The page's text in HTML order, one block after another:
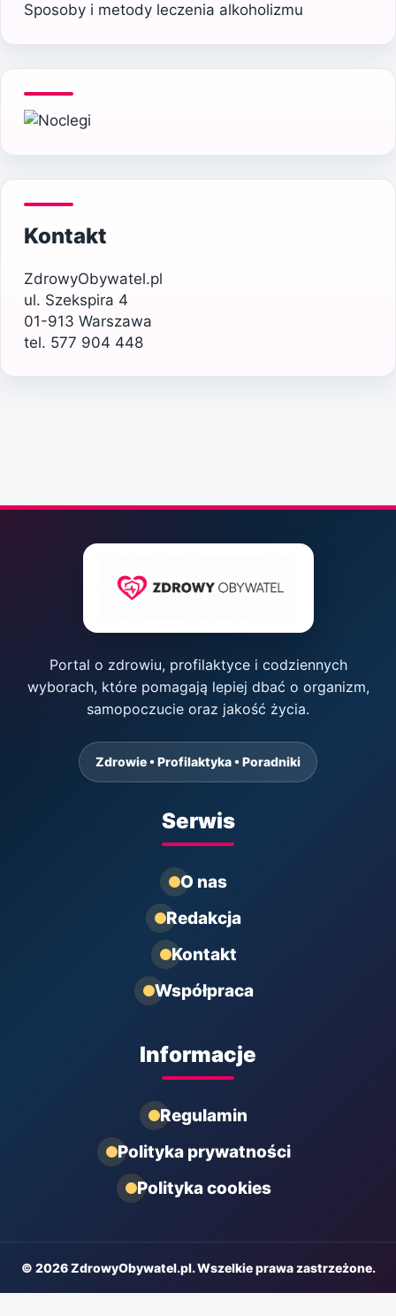
Sposoby i metody leczenia alkoholizmu
Kontakt
ZdrowyObywatel.pl
ul. Szekspira 4
01-913 Warszawa
tel. 577 904 448
Portal o zdrowiu, profilaktyce i codziennych
wyborach, które pomagają lepiej dbać o organizm,
samopoczucie oraz jakość życia.
Zdrowie • Profilaktyka • Poradniki
Serwis
O nas
Redakcja
Kontakt
Współpraca
Informacje
Regulamin
Polityka prywatności
Polityka cookies
© 2026 ZdrowyObywatel.pl. Wszelkie prawa zastrzeżone.